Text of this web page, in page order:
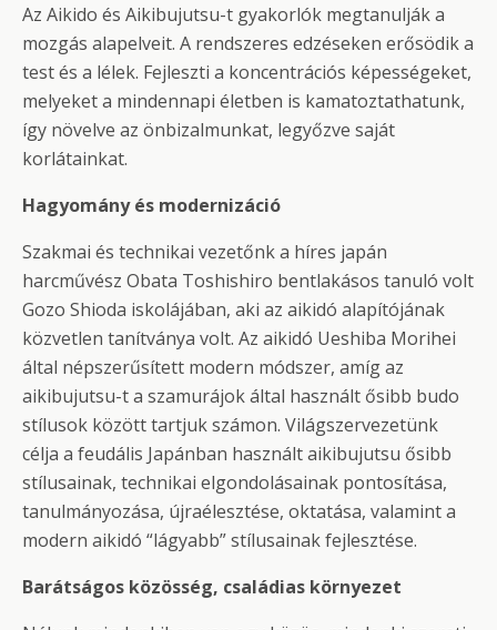
Az Aikido és Aikibujutsu-t gyakorlók megtanulják a
mozgás alapelveit. A rendszeres edzéseken erősödik a
test és a lélek. Fejleszti a koncentrációs képességeket,
melyeket a mindennapi életben is kamatoztathatunk,
így növelve az önbizalmunkat, legyőzve saját
korlátainkat.
Hagyomány és modernizáció
Szakmai és technikai vezetőnk a híres japán
harcművész Obata Toshishiro bentlakásos tanuló volt
Gozo Shioda iskolájában, aki az aikidó alapítójának
közvetlen tanítványa volt. Az aikidó Ueshiba Morihei
által népszerűsített modern módszer, amíg az
aikibujutsu-t a szamurájok által használt ősibb budo
stílusok között tartjuk számon. Világszervezetünk
célja a feudális Japánban használt aikibujutsu ősibb
stílusainak, technikai elgondolásainak pontosítása,
tanulmányozása, újraélesztése, oktatása, valamint a
modern aikidó “lágyabb” stílusainak fejlesztése.
Barátságos közösség, családias környezet